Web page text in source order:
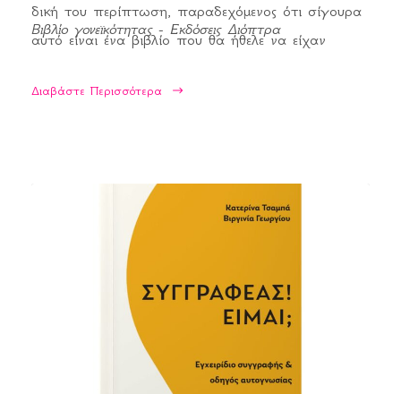
δική του περίπτωση, παραδεχόμενος ότι σίγουρα
αυτό είναι ένα βιβλίο που θα ήθελε να είχαν
Βιβλίο γονεϊκότητας - Εκδόσεις Διόπτρα
Διαβάστε Περισσότερα